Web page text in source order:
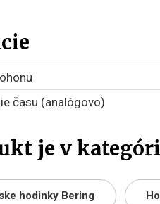
času (analógovo)
je v
hodinky Bering